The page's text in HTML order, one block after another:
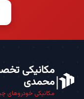
مکانیکی
محمدی
مکانیکی خودروهای